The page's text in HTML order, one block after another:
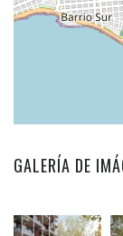
GALERÍA DE